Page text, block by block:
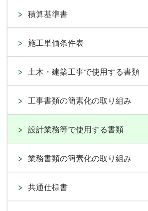
積算基準書
施工単価条件表
土木・建築工事で使用する書類
工事書類の簡素化の取り組み
設計業務等で使用する書類
業務書類の簡素化の取り組み
共通仕様書